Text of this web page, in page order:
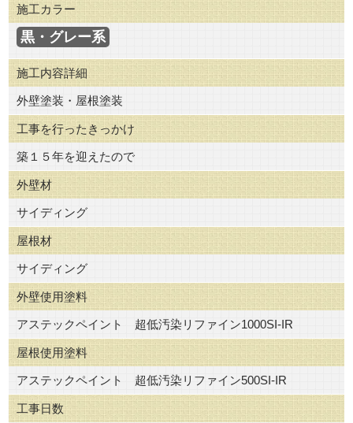
施工カラー
黒・グレー系
施工内容詳細
外壁塗装・屋根塗装
工事を行ったきっかけ
築１５年を迎えたので
外壁材
サイディング
屋根材
サイディング
外壁使用塗料
アステックペイント 超低汚染リファイン1000SI-IR
屋根使用塗料
アステックペイント 超低汚染リファイン500SI-IR
工事日数